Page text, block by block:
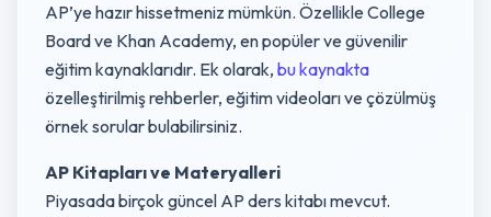
AP’ye hazır hissetmeniz mümkün. Özellikle College
Board ve Khan Academy, en popüler ve güvenilir
eğitim kaynaklarıdır. Ek olarak, bu kaynakta
özelleştirilmiş rehberler, eğitim videoları ve çözülmüş
örnek sorular bulabilirsiniz.
AP Kitapları ve Materyalleri
Piyasada birçok güncel AP ders kitabı mevcut.